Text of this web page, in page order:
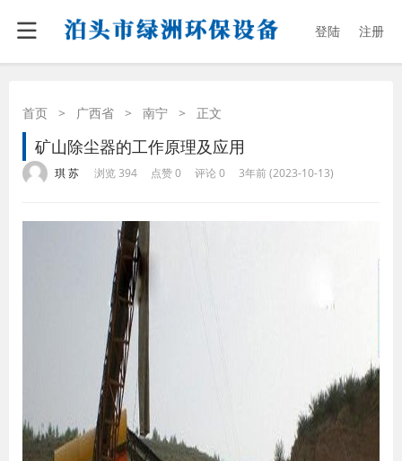
登陆 注册
首页 > 广西省 > 南宁 > 正文
矿山除尘器的工作原理及应用
琪 苏 浏览 394 点赞 0 评论 0 3年前 (2023-10-13)